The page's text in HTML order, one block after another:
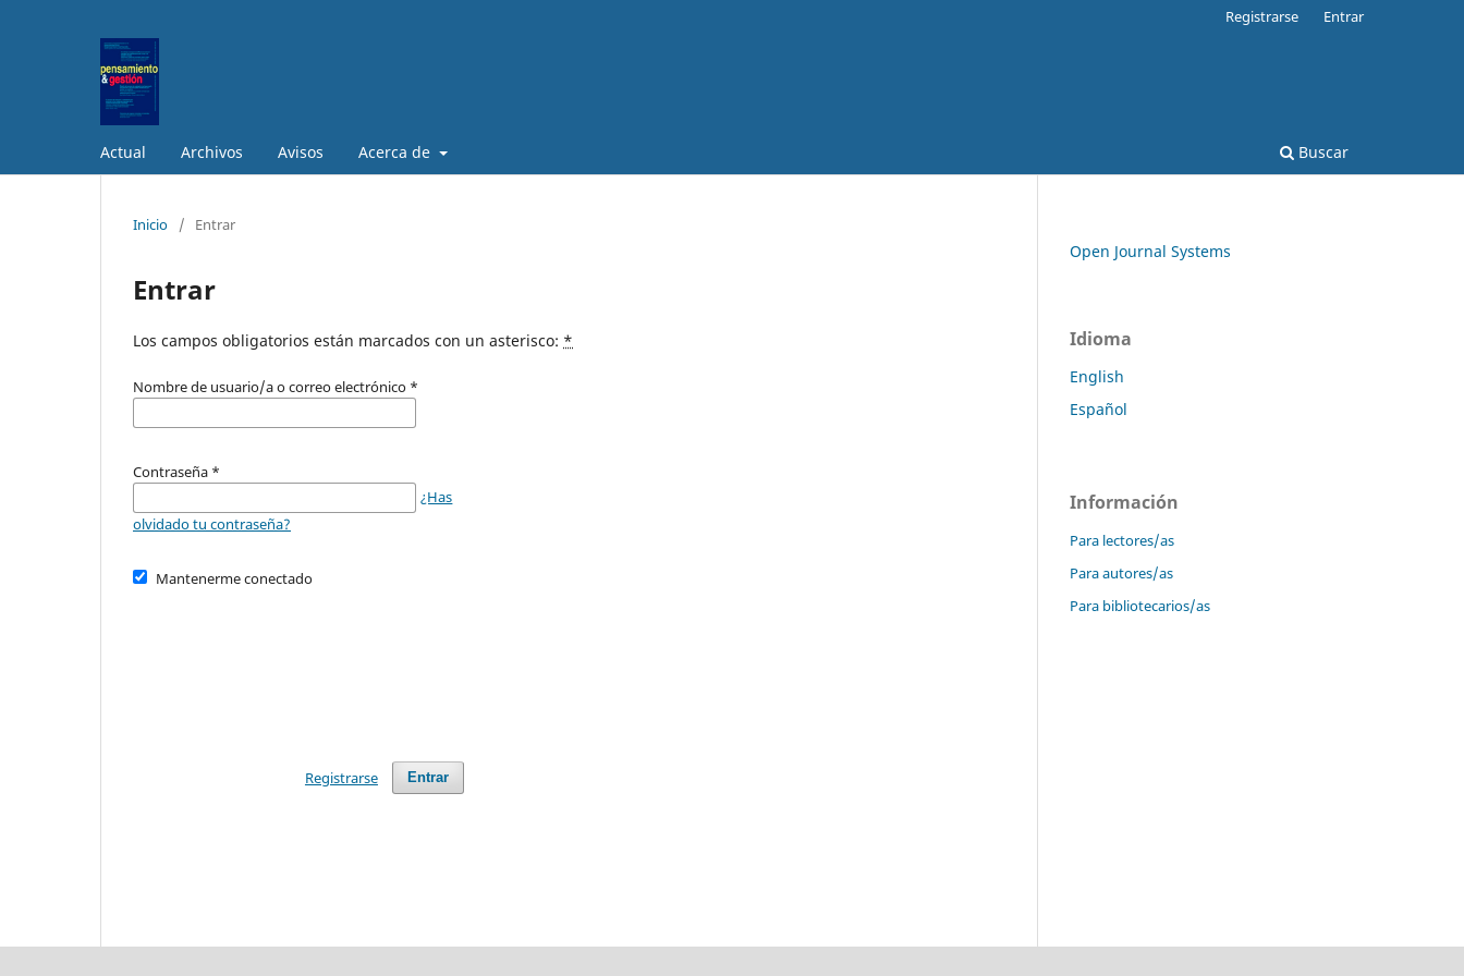
Actual Archivos Avisos Acerca de Buscar
Registrarse Entrar
Inicio / Entrar
Entrar
Los campos obligatorios están marcados con un asterisco: *
Nombre de usuario/a o correo electrónico *
Contraseña *
¿Has
olvidado tu contraseña?
Mantenerme conectado
Entrar
Registrarse
Open Journal Systems
Idioma
English
Español
Información
Para lectores/as
Para autores/as
Para bibliotecarios/as